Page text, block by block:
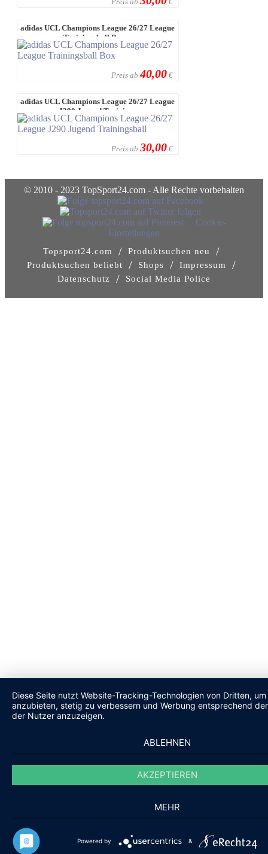
€
adidas UCL Champions League 26/27 League
Trainingsball Box ...
Preis ab 40,00€
adidas UCL Champions League 26/27 League
J290 Jugend Trainin ...
Preis ab 30,00€
© 2010 - 2023 TopSport24.com - Alle Rechte vorbehalten
Cookie-
Einstellungen
Topsport24.com / Produktsuchen neu /
Produktsuchen beliebt / Shops / Impressum /
Datenschutz / Social Media Police
Diese Seite nutzt Website-Tracking-Technologien von Dritten,
anzubieten, stetig zu verbessern und Werbung entsprechend
der Nutzer anzuzeigen.
ABLEHNEN
AKZEPTIEREN
MEHR
Powered by &